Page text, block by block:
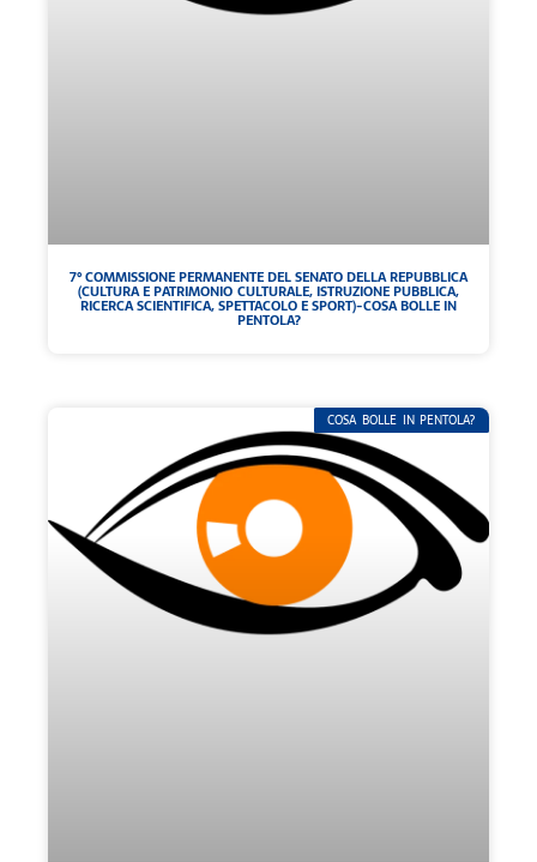
7° COMMISSIONE PERMANENTE DEL SENATO DELLA REPUBBLICA
(CULTURA E PATRIMONIO CULTURALE, ISTRUZIONE PUBBLICA,
RICERCA SCIENTIFICA, SPETTACOLO E SPORT)-COSA BOLLE IN
PENTOLA?
COSA BOLLE IN PENTOLA?